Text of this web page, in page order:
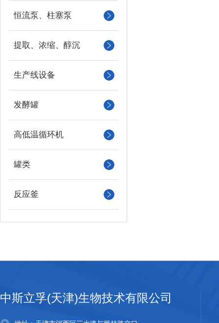
恒流泵、柱塞泵
提取、浓缩、醇沉
生产线设备
发酵罐
高低温循环机
罐类
反应釜
中斯立孚(天津)生物技术有限公司